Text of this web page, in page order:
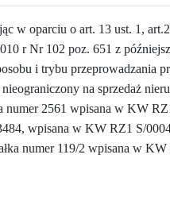
w oparciu o art. 13 ust. 1,
r Nr 102 poz. 651 z
i trybu przeprowadzania
nieograniczony na sprzedaż
numer 2561 wpisana w KW
wpisana w KW RZ1 S/
numer 119/2 wpisana w